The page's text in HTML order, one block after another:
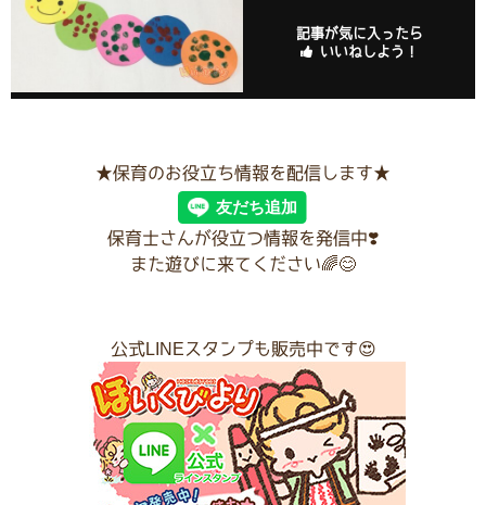
記事が気に入ったら
いいねしよう！
★保育のお役立ち情報を配信します★
保育士さんが役立つ情報を発信中❣️
また遊びに来てください🌈😊
公式LINEスタンプも販売中です😍